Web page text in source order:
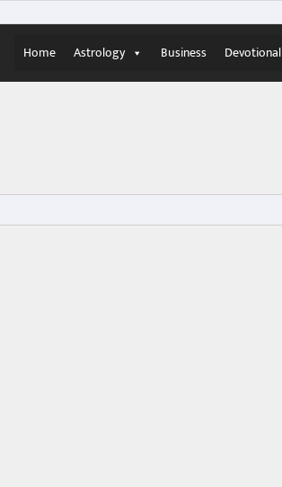
Home Astrology Business Devotional